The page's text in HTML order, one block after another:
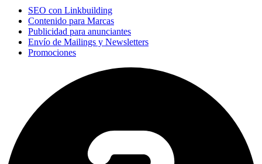
SEO con Linkbuilding
Contenido para Marcas
Publicidad para anunciantes
Envío de Mailings y Newsletters
Promociones